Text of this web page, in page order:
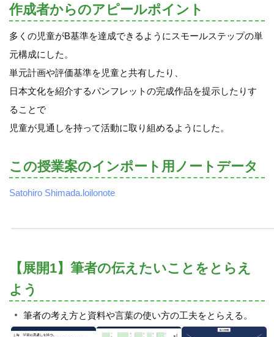
作成者からのアピールポイント
多くの児童がB基準を達成できるようにスモールステップの単
元構成にした。
単元計画や評価基準を児童と共有したり、
日本文化を紹介するパンフレットの完成作品を提示したりす
ることで
児童が見通しを持って活動に取り組めるようにした。
この授業案のインポート用ノートデータ
Satohiro Shimada.loilonote
【展開1】筆者の伝えたいことをとらえ
よう
筆者の考え方と資料や言葉の使い方の工夫をとらえる。